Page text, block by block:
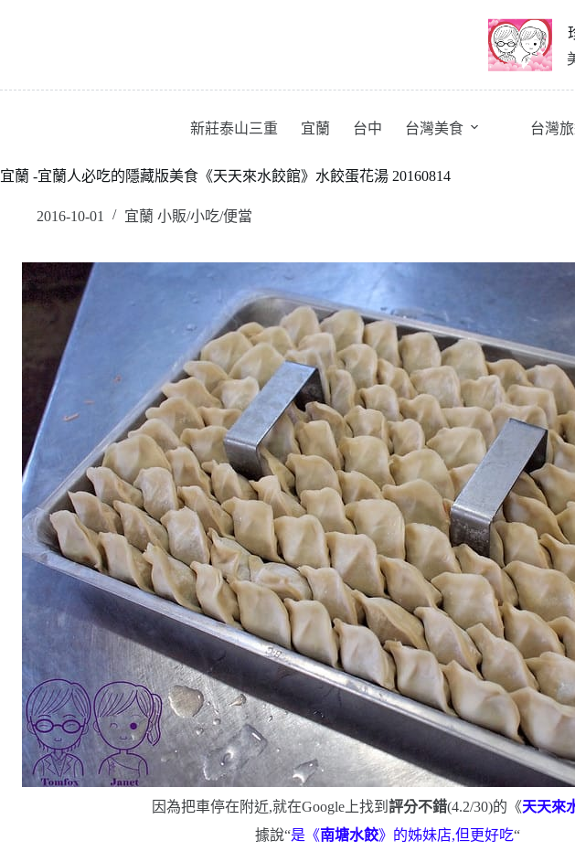
新莊泰山三重 宜蘭 台中 台灣美食 台灣
宜蘭 -宜蘭人必吃的隱藏版美食《天天來水餃館》水餃蛋花湯 20160814
2016-10-01 宜蘭 小販/小吃/便當
因為把車停在附近,就在Google上找到 評分不錯(4.2/30)的《天天來
據說“是《南塘水餃》的姊妹店,但更好吃“